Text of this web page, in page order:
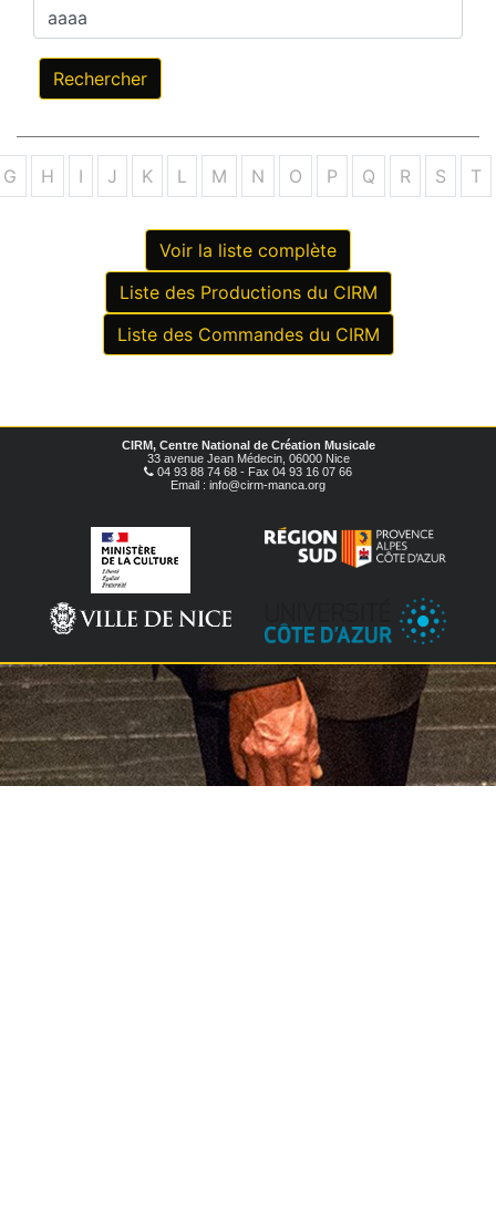
G H I J K L M N O P Q R S T
Voir la liste complète
Liste des Productions du CIRM
Liste des Commandes du CIRM
CIRM, Centre National de Création Musicale
33 avenue Jean Médecin, 06000 Nice
04 93 88 74 68 - Fax 04 93 16 07 66
Email : info@cirm-manca.org